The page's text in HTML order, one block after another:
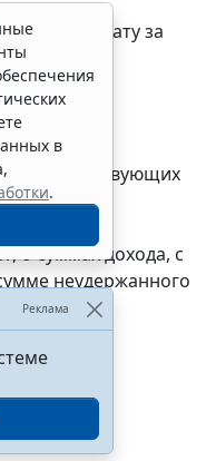
вносят плату за
лиц:
соответствующих
органу о
о суммах дохода, с
неудержанного
на
в
.
Реклама